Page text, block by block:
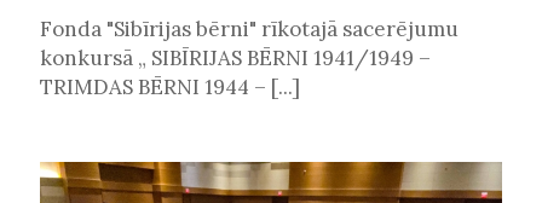
Fonda "Sibīrijas bērni" rīkotajā sacerējumu
konkursā „ SIBĪRIJAS BĒRNI 1941/1949 –
TRIMDAS BĒRNI 1944 – [...]